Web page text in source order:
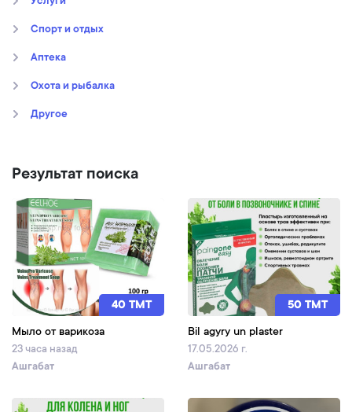
Спорт и отдых
Аптека
Охота и рыбалка
Другое
Результат поиска
40 TMT
Мыло от варикоза
23 часа назад
Ашгабат
50 TMT
Bil agyry un plaster
17.05.2026 г.
Ашгабат